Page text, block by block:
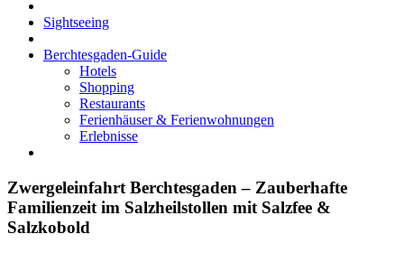
Sightseeing
Berchtesgaden-Guide
Hotels
Shopping
Restaurants
Ferienhäuser & Ferienwohnungen
Erlebnisse
Zwergeleinfahrt Berchtesgaden – Zauberhafte
Familienzeit im Salzheilstollen mit Salzfee &
Salzkobold